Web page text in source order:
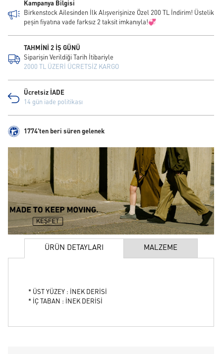
Kampanya Bilgisi
Birkenstock Ailesinden İlk Alışverişinize Özel 200 TL İndirim! Üstelik
peşin fiyatına vade farksız 2 taksit imkanıyla!💞
TAHMİNİ 2 İŞ GÜNÜ
Siparişin Verildiği Tarih İtibariyle
2000 TL ÜZERİ ÜCRETSİZ KARGO
Ücretsiz İADE
14 gün iade politikası
1774'ten beri süren gelenek
ÜRÜN DETAYLARI MALZEME
* ÜST YÜZEY : İNEK DERİSİ
* İÇ TABAN : İNEK DERİSİ